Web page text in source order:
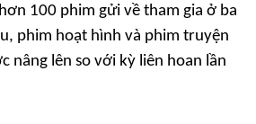
100 phim gửi về tham gia ở ba
phim hoạt hình và phim truyện
nâng lên so với kỳ liên hoan lần